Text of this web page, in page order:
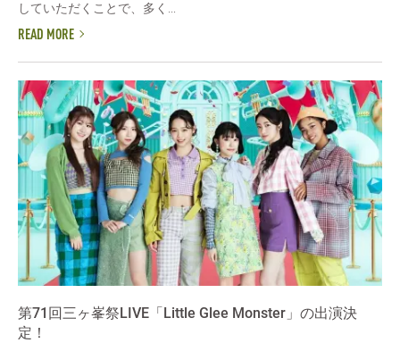
していただくことで、多く...
READ MORE
第71回三ヶ峯祭LIVE「Little Glee Monster」の出演決
定！